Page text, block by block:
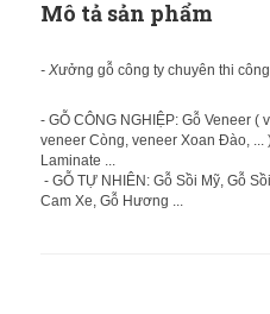
Mô tả sản phẩm
- Xưởng gỗ công ty chuyên thi
- GỖ CÔNG NGHIỆP: Gỗ Veneer (
veneer Còng, veneer Xoan Đào, ...
Laminate ...
- GỖ TỰ NHIÊN: Gỗ Sồi Mỹ, Gỗ
Cam Xe, Gỗ Hương ...